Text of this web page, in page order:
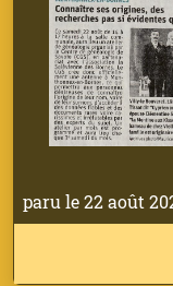
paru le 22 août